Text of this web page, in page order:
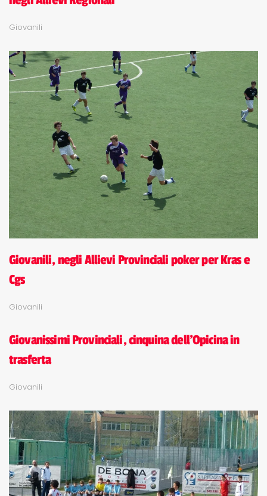
Giovanili
Giovanili, negli Allievi Provinciali poker per Kras e
Cgs
Giovanili
Giovanissimi Provinciali, cinquina dell'Opicina in
trasferta
Giovanili